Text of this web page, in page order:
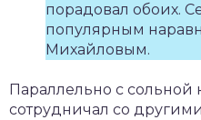
порадовал обоих.
популярным
Михайловым.
Параллельно с сольной
сотрудничал со